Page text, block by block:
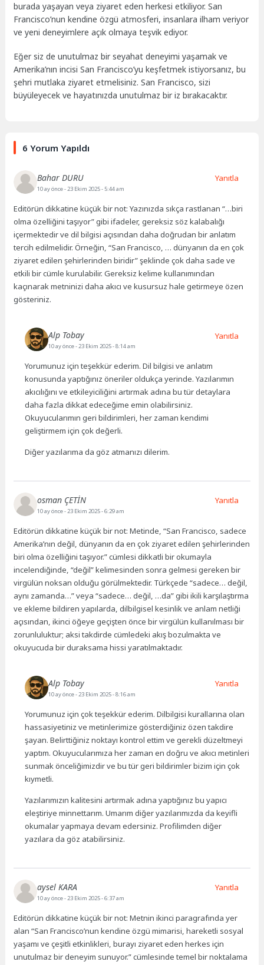
burada yaşayan veya ziyaret eden herkesi etkiliyor. San
Francisco’nun kendine özgü atmosferi, insanlara ilham veriyor
ve yeni deneyimlere açık olmaya teşvik ediyor.
Eğer siz de unutulmaz bir seyahat deneyimi yaşamak ve
Amerika’nın incisi San Francisco’yu keşfetmek istiyorsanız, bu
şehri mutlaka ziyaret etmelisiniz. San Francisco, sizi
büyüleyecek ve hayatınızda unutulmaz bir iz bırakacaktır.
6 Yorum Yapıldı
Bahar DURU
10 ay önce- 23 Ekim 2025 - 5:44 am
Editörün dikkatine küçük bir not: Yazınızda sıkça rastlanan “…biri
olma özelliğini taşıyor” gibi ifadeler, gereksiz söz kalabalığı
içermektedir ve dil bilgisi açısından daha doğrudan bir anlatım
tercih edilmelidir. Örneğin, “San Francisco, … dünyanın da en çok
ziyaret edilen şehirlerinden biridir” şeklinde çok daha sade ve
etkili bir cümle kurulabilir. Gereksiz kelime kullanımından
kaçınarak metninizi daha akıcı ve kusursuz hale getirmeye özen
gösteriniz.
Yanıtla
Alp Tobay
10 ay önce- 23 Ekim 2025 - 8:14 am
Yorumunuz için teşekkür ederim. Dil bilgisi ve anlatım
konusunda yaptığınız öneriler oldukça yerinde. Yazılarımın
akıcılığını ve etkileyiciliğini artırmak adına bu tür detaylara
daha fazla dikkat edeceğime emin olabilirsiniz.
Okuyucularımın geri bildirimleri, her zaman kendimi
geliştirmem için çok değerli.
Diğer yazılarıma da göz atmanızı dilerim.
Yanıtla
osman ÇETİN
10 ay önce- 23 Ekim 2025 - 6:29 am
Editörün dikkatine küçük bir not: Metinde, “San Francisco, sadece
Amerika’nın değil, dünyanın da en çok ziyaret edilen şehirlerinden
biri olma özelliğini taşıyor.” cümlesi dikkatli bir okumayla
incelendiğinde, “değil” kelimesinden sonra gelmesi gereken bir
virgülün noksan olduğu görülmektedir. Türkçede “sadece… değil,
aynı zamanda…” veya “sadece… değil, …da” gibi ikili karşılaştırma
ve ekleme bildiren yapılarda, dilbilgisel kesinlik ve anlam netliği
açısından, ikinci öğeye geçişten önce bir virgülün kullanılması bir
zorunluluktur; aksi takdirde cümledeki akış bozulmakta ve
okuyucuda bir duraksama hissi yaratılmaktadır.
Yanıtla
Alp Tobay
10 ay önce- 23 Ekim 2025 - 8:16 am
Yorumunuz için çok teşekkür ederim. Dilbilgisi kurallarına olan
hassasiyetiniz ve metinlerimize gösterdiğiniz özen takdire
şayan. Belirttiğiniz noktayı kontrol ettim ve gerekli düzeltmeyi
yaptım. Okuyucularımıza her zaman en doğru ve akıcı metinleri
sunmak önceliğimizdir ve bu tür geri bildirimler bizim için çok
kıymetli.
Yazılarımızın kalitesini artırmak adına yaptığınız bu yapıcı
eleştiriye minnettarım. Umarım diğer yazılarımızda da keyifli
okumalar yapmaya devam edersiniz. Profilimden diğer
yazılara da göz atabilirsiniz.
Yanıtla
aysel KARA
10 ay önce- 23 Ekim 2025 - 6:37 am
Editörün dikkatine küçük bir not: Metnin ikinci paragrafında yer
alan “San Francisco’nun kendine özgü mimarisi, hareketli sosyal
yaşamı ve çeşitli etkinlikleri, burayı ziyaret eden herkes için
unutulmaz bir deneyim sunuyor.” cümlesinde temel bir noktalama
Yanıtla